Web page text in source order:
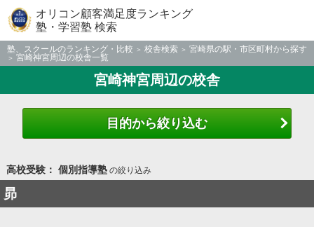
オリコン顧客満足度ランキング
塾・学習塾 検索
塾、スクールのランキング・比較 校舎検索
宮崎県の駅・市区町村から探す
宮崎神宮周辺の校舎一覧
宮崎神宮周辺の校舎
目的から絞り込む
高校受験： 個別指導塾の絞り込み
昴